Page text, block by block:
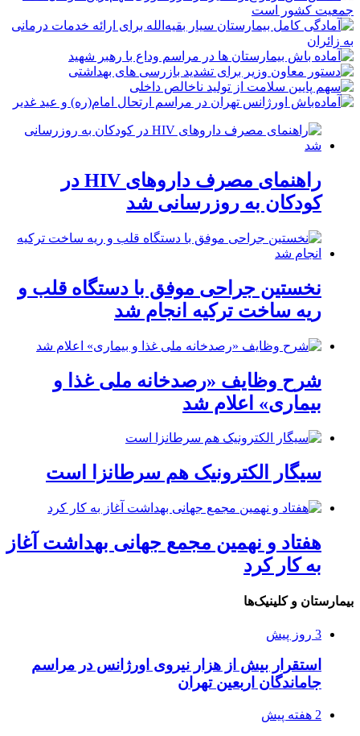
راهنمای مصرف داروهای HIV در
کودکان به روزرسانی شد
نخستین جراحی موفق با دستگاه قلب و
ریه ساخت ترکیه انجام شد
شرح وظایف «رصدخانه ملی غذا و
بیماری» اعلام شد
سیگار الکترونیک هم سرطانزا است
هفتاد و نهمین مجمع جهانی بهداشت آغاز
به کار کرد
بیمارستان و کلینیک‌ها
3 روز پیش
استقرار بیش از هزار نیروی اورژانس در مراسم
جاماندگان اربعین تهران
2 هفته پیش